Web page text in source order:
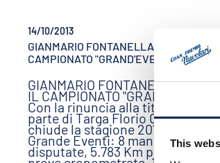
This
14/10/2013
GIANMARIO FONTANELLA VINCE IL
CAMPIONATO "GRAND'EVENTI"
GIANMARIO FONTANELLA VINCE
IL CAMPIONATO "GRAND'EVENTI"
Con la rinuncia alla titolarità da
parte di Targa Florio Classic, si
chiude la stagione 2013 dei
Grande Eventi: 8 manifestazioni
disputate, 5.783 Km percorsi,